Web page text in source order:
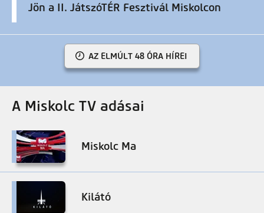
Jön a II. JátszóTÉR Fesztivál Miskolcon
AZ ELMÚLT 48 ÓRA HÍREI
A Miskolc TV adásai
Miskolc Ma
Kilátó